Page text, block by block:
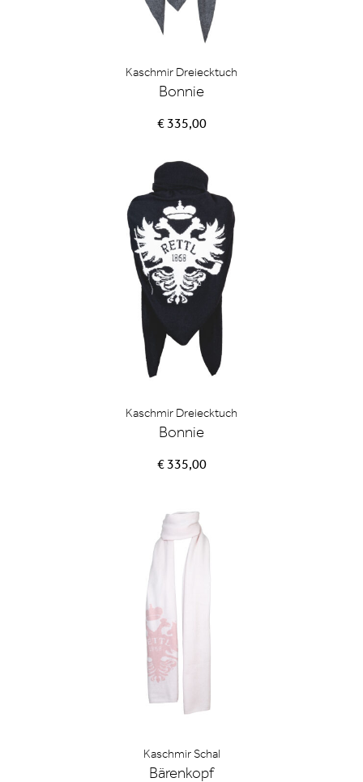
Kaschmir Dreiecktuch
Bonnie
€ 335,00
Kaschmir Dreiecktuch
Bonnie
€ 335,00
Kaschmir Schal
Bärenkopf